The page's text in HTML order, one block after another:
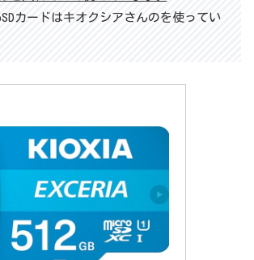
カードはキオクシアさんのを使ってい